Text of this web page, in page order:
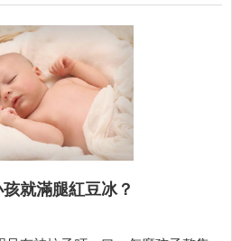
就滿腿紅豆冰？